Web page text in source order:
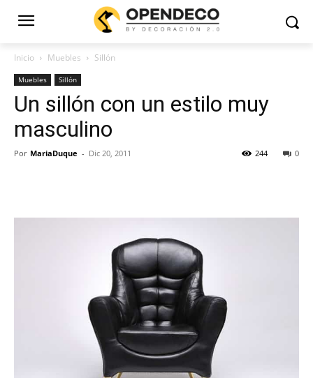
Inicio Muebles Sillón
Muebles Sillón
Un sillón con un estilo muy
masculino
Por MariaDuque - Dic 20, 2011 0
244